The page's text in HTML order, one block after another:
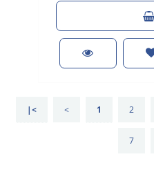
|< < 1 2
7